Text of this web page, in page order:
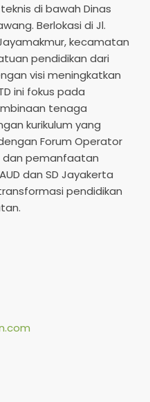
di bawah Dinas
Berlokasi di Jl.
kecamatan
pendidikan dari
visi meningkatkan
ini fokus pada
tenaga
kurikulum yang
Forum Operator
dan pemanfaatan
dan SD Jayakerta
pendidikan